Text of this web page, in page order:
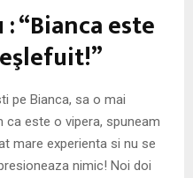
“Bianca este
pe Bianca, sa o mai
ca este o vipera, spuneam
mare experienta si nu se
nimic! Noi doi